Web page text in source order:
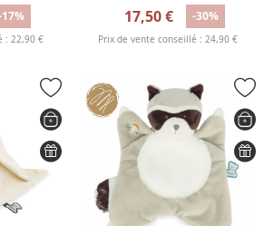
: 22,90 €
17,50 € -30%
Prix de vente conseillé : 24,90 €